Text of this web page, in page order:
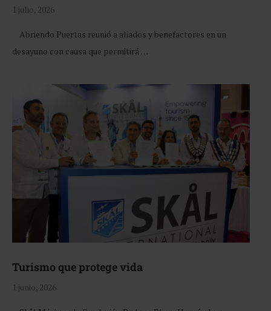
1 julio, 2026
Abriendo Puertas reunió a aliados y benefactores en un
desayuno con causa que permitirá …
Turismo que protege vida
1 junio, 2026